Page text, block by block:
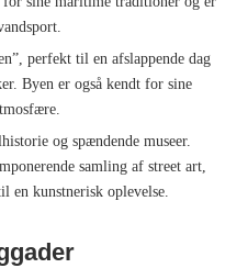
perfekt til en afslappende dag
Byen er også kendt for sine
og spændende museer.
samling af street art,
en kunstnerisk oplevelse.